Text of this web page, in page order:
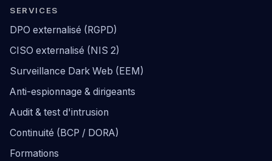
SERVICES
DPO externalisé (RGPD)
CISO externalisé (NIS 2)
Surveillance Dark Web (EEM)
Anti-espionnage & dirigeants
Audit & test d'intrusion
Continuité (BCP / DORA)
Formations